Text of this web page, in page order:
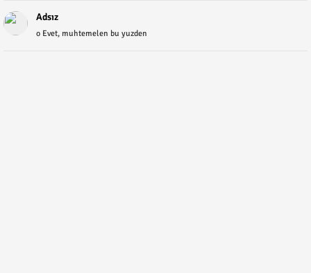
Adsız
o Evet, muhtemelen bu yuzden